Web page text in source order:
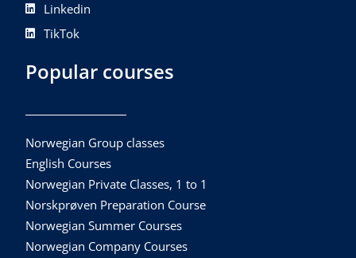
Linkedin
TikTok
Popular courses
Norwegian Group classes
English Courses
Norwegian Private Classes, 1 to 1
Norskprøven Preparation Course
Norwegian Summer Courses
Norwegian Company Courses